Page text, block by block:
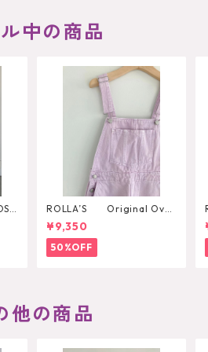
中の商品
ROLLA’S Original Over
all
¥9,350
50%OFF
他の商品